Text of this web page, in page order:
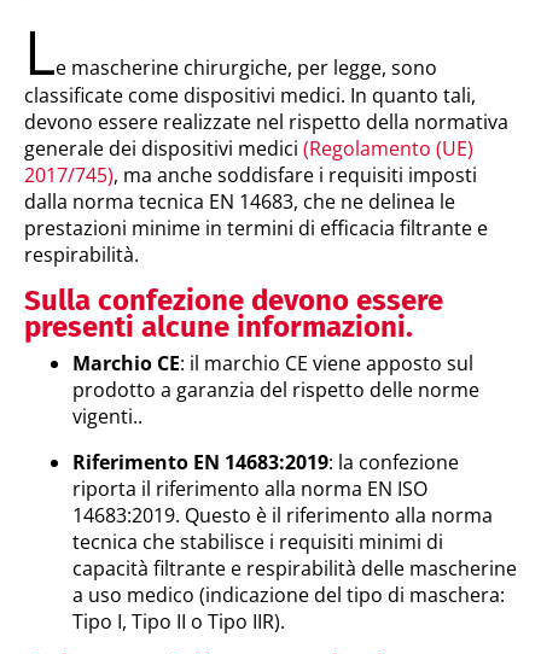
Le mascherine chirurgiche, per legge, sono
classificate come dispositivi medici. In quanto tali,
devono essere realizzate nel rispetto della normativa
generale dei dispositivi medici (Regolamento (UE)
2017/745), ma anche soddisfare i requisiti imposti
dalla norma tecnica EN 14683, che ne delinea le
prestazioni minime in termini di efficacia filtrante e
respirabilità.
Sulla confezione devono essere
presenti alcune informazioni.
Marchio CE: il marchio CE viene apposto sul
prodotto a garanzia del rispetto delle norme
vigenti..
Riferimento EN 14683:2019: la confezione
riporta il riferimento alla norma EN ISO
14683:2019. Questo è il riferimento alla norma
tecnica che stabilisce i requisiti minimi di
capacità filtrante e respirabilità delle mascherine
a uso medico (indicazione del tipo di maschera:
Tipo I, Tipo II o Tipo IIR).